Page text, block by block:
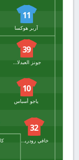
11
آربر هوكسا
39
جونز العبدلاوي
10
ياجو أسباس
32